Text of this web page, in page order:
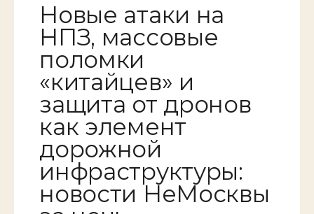
Новые атаки на
НПЗ, массовые
поломки
«китайцев» и
защита от дронов
как элемент
дорожной
инфраструктуры:
новости НеМосквы